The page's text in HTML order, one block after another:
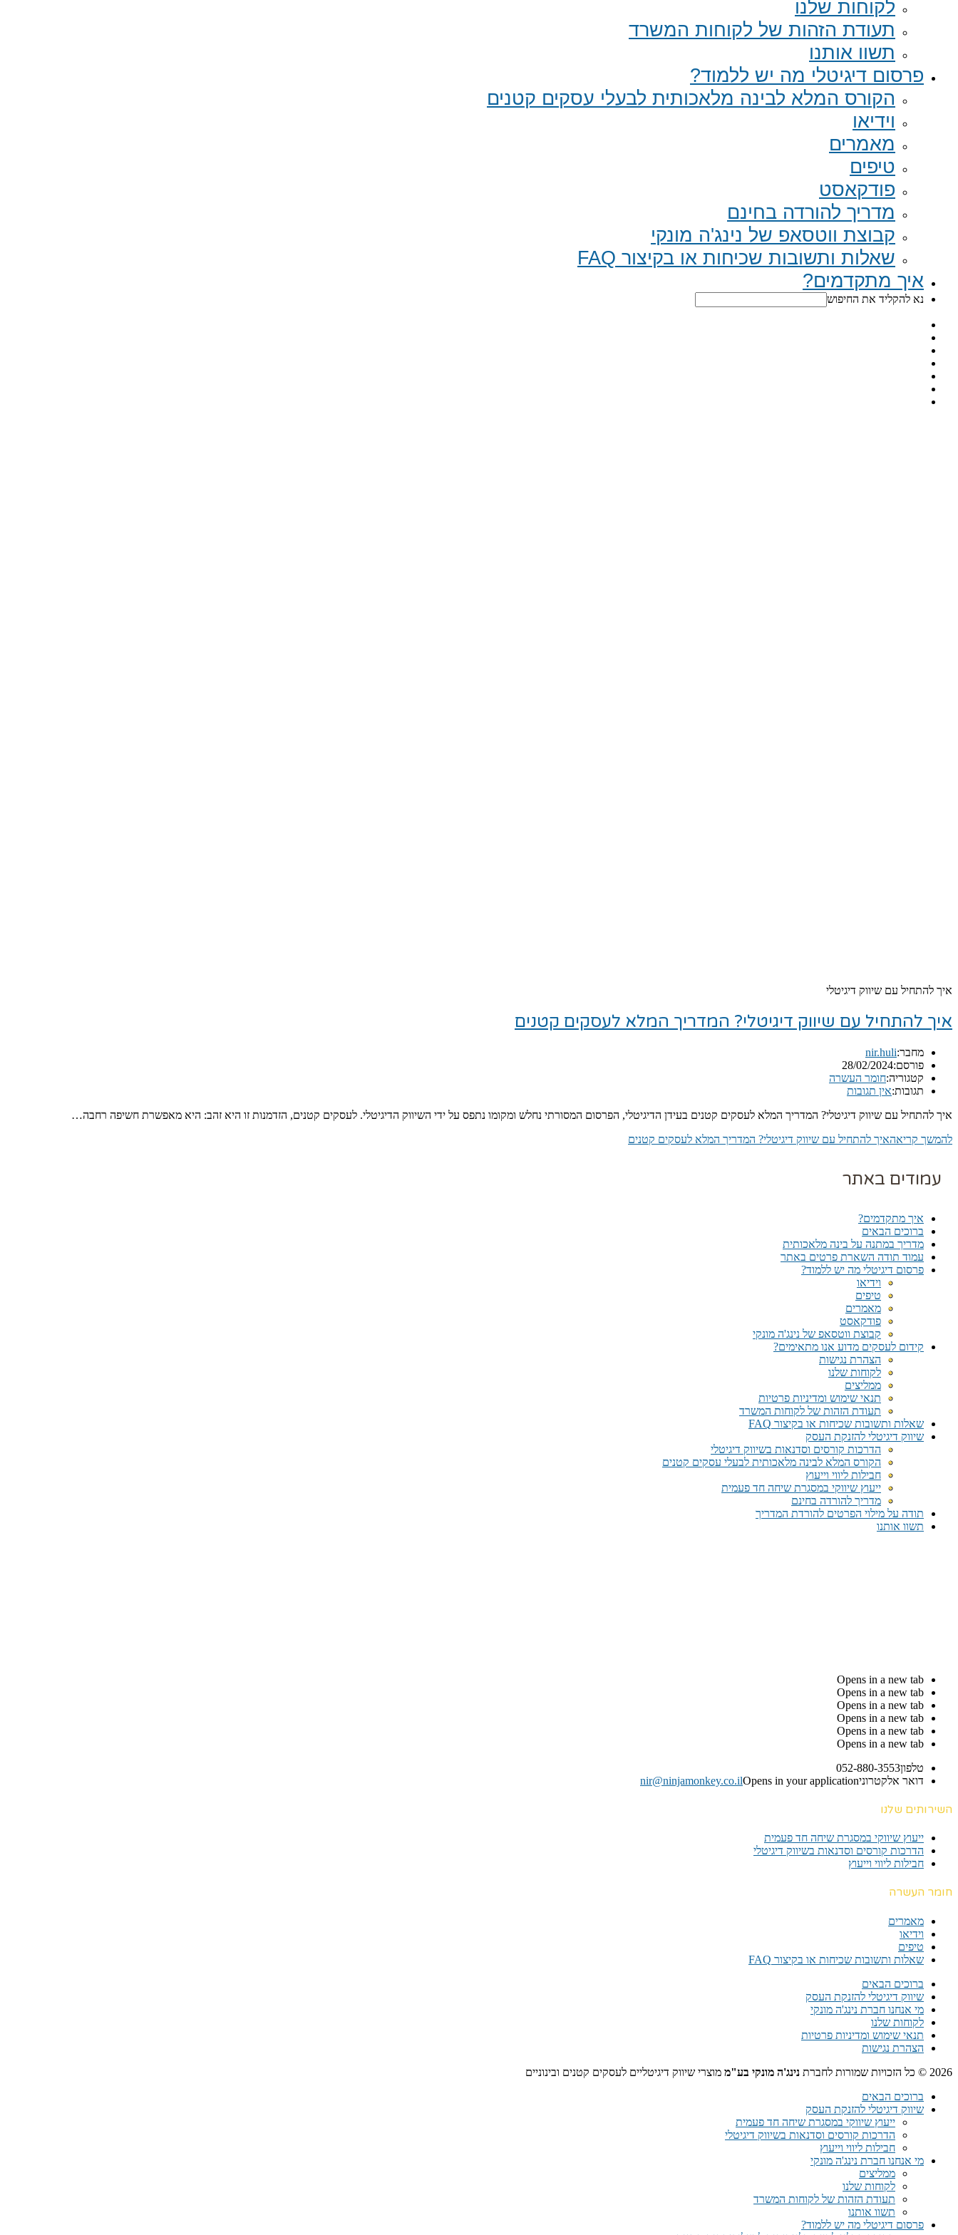
לקוחות שלנו
תעודת הזהות של לקוחות המשרד
תשוו אותנו
פרסום דיגיטלי מה יש ללמוד?
הקורס המלא לבינה מלאכותית לבעלי עסקים קטנים
וידיאו
מאמרים
טיפים
פודקאסט
מדריך להורדה בחינם
קבוצת ווטסאפ של נינג'ה מונקי​
שאלות ותשובות שכיחות או בקיצור FAQ
איך מתקדמים?
נא להקליד את החיפוש
איך להתחיל עם שיווק דיגיטלי
איך להתחיל עם שיווק דיגיטלי? המדריך המלא לעסקים קטנים
מחבר:nir.huli
פורסם:28/02/2024
קטגוריה:חומר העשרה
תגובות:אין תגובות
איך להתחיל עם שיווק דיגיטלי? המדריך המלא לעסקים קטנים בעידן הדיגיטלי, הפרסום המסורתי נחלש ומקומו נתפס על ידי השיווק הדיגיטלי. לעסקים קטנים, הזדמנות זו היא זהב: היא מאפשרת חשיפה רחבה…
להמשך קריאהאיך להתחיל עם שיווק דיגיטלי? המדריך המלא לעסקים קטנים
עמודים באתר
איך מתקדמים?
ברוכים הבאים
מדריך במתנה על בינה מלאכותית
עמוד תודה השארת פרטים באתר
פרסום דיגיטלי מה יש ללמוד?
וידיאו
טיפים
מאמרים
פודקאסט
קבוצת ווטסאפ של נינג'ה מונקי​
קידום לעסקים מדוע אנו מתאימים?
הצהרת נגישות
לקוחות שלנו
ממליצים
תנאי שימוש ומדיניות פרטיות
תעודת הזהות של לקוחות המשרד
שאלות ותשובות שכיחות או בקיצור FAQ
שיווק דיגיטלי להזנקת העסק
הדרכות קורסים וסדנאות בשיווק דיגיטלי
הקורס המלא לבינה מלאכותית לבעלי עסקים קטנים
חבילות ליווי וייעוץ
ייעוץ שיווקי במסגרת שיחה חד פעמית​
מדריך להורדה בחינם
תודה על מילוי הפרטים להורדת המדריך
תשוו אותנו
Opens in a new tab
Opens in a new tab
Opens in a new tab
Opens in a new tab
Opens in a new tab
Opens in a new tab
טלפון052-880-3553
דואר אלקטרוני
nir@ninjamonkey.co.ilOpens in your application
השירותים שלנו
ייעוץ שיווקי במסגרת שיחה חד פעמית​
הדרכות קורסים וסדנאות בשיווק דיגיטלי
חבילות ליווי וייעוץ
חומר העשרה
מאמרים
וידיאו
טיפים
שאלות ותשובות שכיחות או בקיצור FAQ
ברוכים הבאים
שיווק דיגיטלי להזנקת העסק
מי אנחנו חברת נינג'ה מונקי
לקוחות שלנו
תנאי שימוש ומדיניות פרטיות
הצהרת נגישות
2026 © כל הזכויות שמורות לחברת
נינג'ה מונקי בע"מ מוצרי שיווק דיגיטליים לעסקים קטנים ובינוניים
ברוכים הבאים
שיווק דיגיטלי להזנקת העסק
ייעוץ שיווקי במסגרת שיחה חד פעמית​
הדרכות קורסים וסדנאות בשיווק דיגיטלי
חבילות ליווי וייעוץ
מי אנחנו חברת נינג'ה מונקי
ממליצים
לקוחות שלנו
תעודת הזהות של לקוחות המשרד
תשוו אותנו
פרסום דיגיטלי מה יש ללמוד?